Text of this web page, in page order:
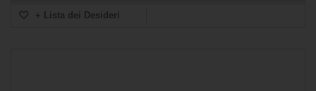
+ Lista dei Desideri